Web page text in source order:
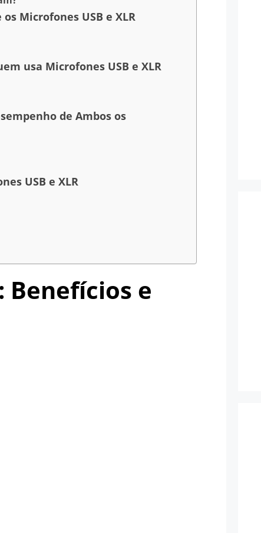
Microfones USB e XLR
usa Microfones USB e XLR
de Ambos os
USB e XLR
Benefícios e